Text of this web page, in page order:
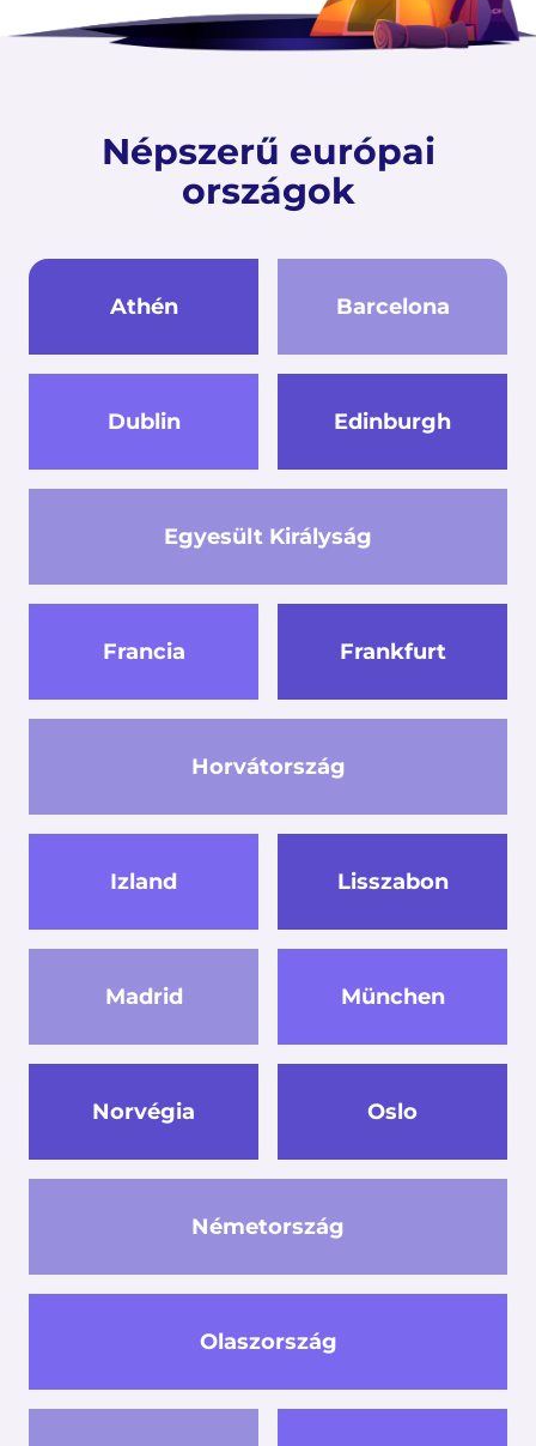
Népszerű európai
országok
Athén Barcelona
Dublin Edinburgh
Egyesült Királyság
Francia Frankfurt
Horvátország
Izland Lisszabon
Madrid München
Norvégia
Németország
Olaszország
Oslo